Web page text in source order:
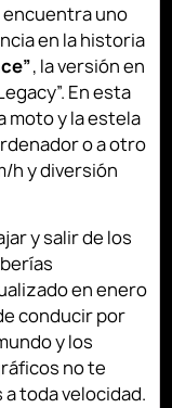
encuentra uno
en la historia
, la versión en
En esta
moto y la estela
o a otro
h y diversión
y salir de los
en enero
conducir por
y los
no te
toda velocidad.